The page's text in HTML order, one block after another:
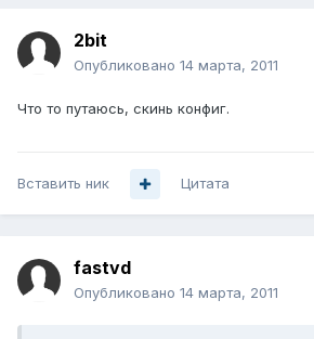
2bit
Опубликовано 14 марта, 2011
Что то путаюсь, скинь конфиг.
Вставить ник Цитата
fastvd
Опубликовано 14 марта, 2011